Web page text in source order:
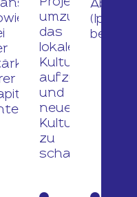
Projekte
umzusetzen,
das
lokale
Kulturerbe
aufzuwerten
und
neue
zu
schaffen.